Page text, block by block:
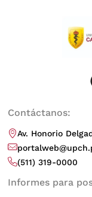
Contáctanos:
Av. Honorio
(511) 319-0000
Informes para